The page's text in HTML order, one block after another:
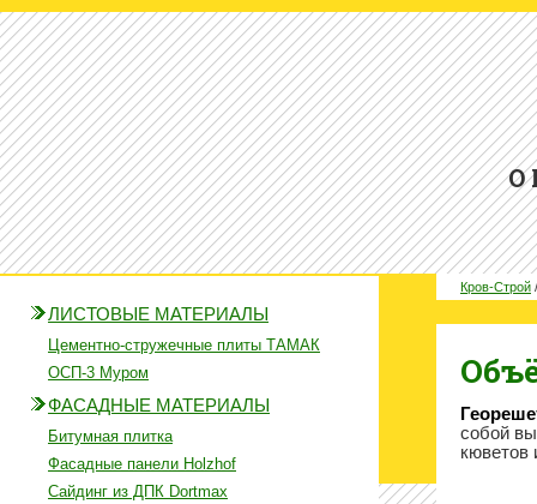
О
ЛИСТОВЫЕ МАТЕРИАЛЫ
Цементно-стружечные плиты ТАМАК
ОСП-3 Муром
ФАСАДНЫЕ МАТЕРИАЛЫ
Битумная плитка
Фасадные панели Holzhof
Сайдинг из ДПК Dortmax
Кров-Строй
собой
кюветов